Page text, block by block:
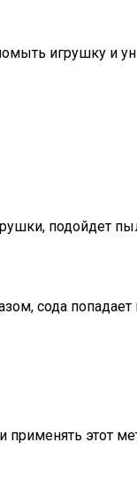
игрушку и
подойдет
сода
этот